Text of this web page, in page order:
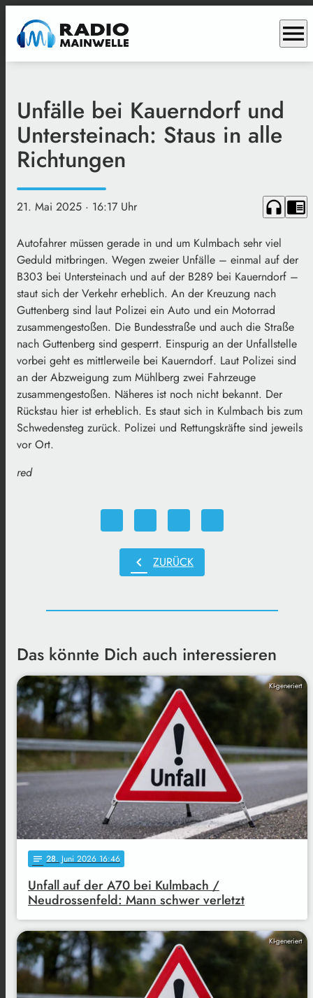
menu
Unfälle bei Kauerndorf und
Untersteinach: Staus in alle
Richtungen
21. Mai 2025 · 16:17 Uhr headphones chrome_reader_mode
Autofahrer müssen gerade in und um Kulmbach sehr viel
Geduld mitbringen. Wegen zweier Unfälle – einmal auf der
B303 bei Untersteinach und auf der B289 bei Kauerndorf –
staut sich der Verkehr erheblich. An der Kreuzung nach
Guttenberg sind laut Polizei ein Auto und ein Motorrad
zusammengestoßen. Die Bundesstraße und auch die Straße
nach Guttenberg sind gesperrt. Einspurig an der Unfallstelle
vorbei geht es mittlerweile bei Kauerndorf. Laut Polizei sind
an der Abzweigung zum Mühlberg zwei Fahrzeuge
zusammengestoßen. Näheres ist noch nicht bekannt. Der
Rückstau hier ist erheblich. Es staut sich in Kulmbach bis zum
Schwedensteg zurück. Polizei und Rettungskräfte sind jeweils
vor Ort.
red
chevron_left ZURÜCK
Das könnte Dich auch interessieren
KI-generiert
notes 28. Juni 2026 16:46
Unfall auf der A70 bei Kulmbach /
Neudrossenfeld: Mann schwer verletzt
KI-generiert